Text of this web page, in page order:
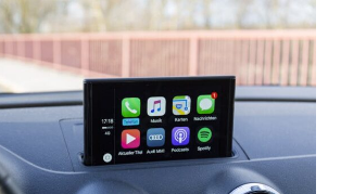
Bedste
Drivstofkort?